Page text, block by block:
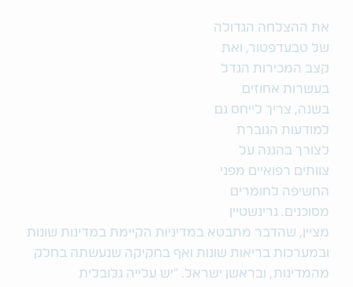
את ההצלחה הגדולה
של טבעדפטור, ואת
קצב המכירות הגדל
בעשרות אחוזים
בשנה, צריך לייחס גם
למודעות הגוברת
לצורך בהגנה על
צוותים רפואיים מפני
החשיפה לחומרים
מסוכנים. גרינשטיין
מציין, שהדבר מתבטא במדיניות הקיימת במדינות שונות
ובמערכות בריאות שונות ואף בחקיקה שנעשתה בחלק
מהמדינות, ובראשן ישראל. "יש עלייה גלובלית